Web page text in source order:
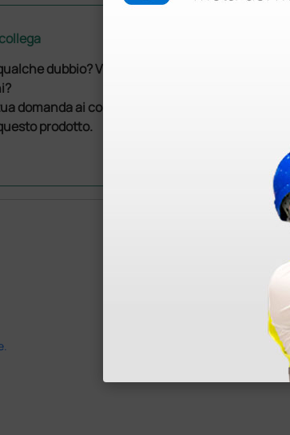
dubbio? Vuoi ulteriori
domanda ai colleghi che hanno già
prodotto.